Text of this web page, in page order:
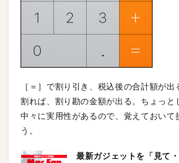
［＝］で割り引き、税込後の合計額が
割れば、割り勘の金額が出る。ちょっと
中々に実用性があるので、覚えておいて
う。
最新ガジェットを「見て